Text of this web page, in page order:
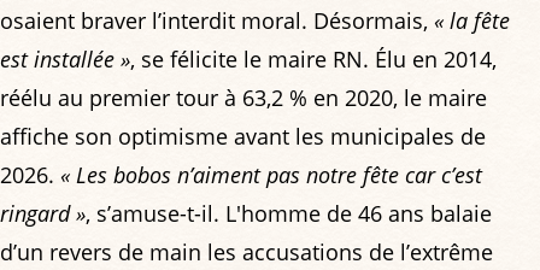
osaient braver l’interdit moral. Désormais, « la fête
est installée », se félicite le maire RN. Élu en 2014,
réélu au premier tour à 63,2 % en 2020, le maire
affiche son optimisme avant les municipales de
2026. « Les bobos n’aiment pas notre fête car c’est
ringard », s’amuse-t-il. L'homme de 46 ans balaie
d’un revers de main les accusations de l’extrême